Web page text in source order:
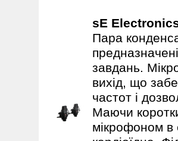
sE
Пара
завдань.
вихід, що
частот і
Маючи
мікрофоном в